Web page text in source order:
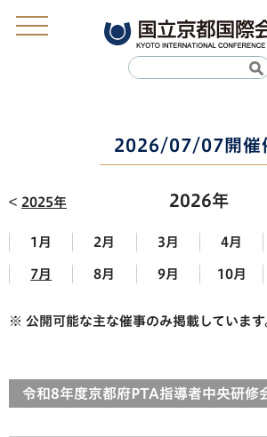
2026/07/07開催
2025年 2026年
1月 2月 3月 4月
7月 8月 9月 10月
※ 公開可能な主な催事のみ掲載しています
令和8年度京都府PTA指導者中央研修